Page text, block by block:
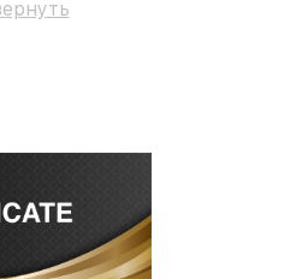
гарантия. В случае
и
в ремонтно-